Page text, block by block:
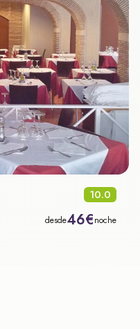
10.0
desde46€noche